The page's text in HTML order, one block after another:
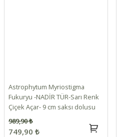
Astrophytum Myriostigma
Fukuryu -NADİR TÜR-Sarı Renk
Çiçek Açar- 9 cm saksı dolusu
749,90 ₺
989,90 ₺